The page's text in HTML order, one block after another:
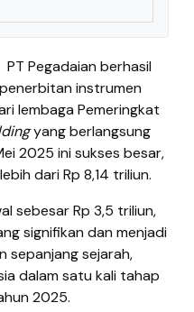
PT Pegadaian berhasil
instrumen
lembaga Pemeringkat
yang berlangsung
2025 ini sukses besar,
dari Rp 8,14 triliun.
sebesar Rp 3,5 triliun,
signifikan dan menjadi
sepanjang sejarah,
dalam satu kali tahap
2025.